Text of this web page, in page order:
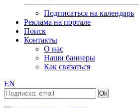
Подписаться на календарь
Реклама на портале
Поиск
Контакты
О нас
Наши баннеры
Как связаться
EN